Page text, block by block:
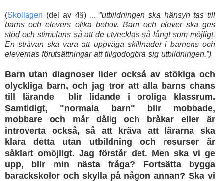
(Skollagen (del av 4§) ... ”utbildningen ska hänsyn tas till
barns och elevers olika behov. Barn och elever ska ges
stöd och stimulans så att de utvecklas så långt som möjligt.
En strävan ska vara att uppväga skillnader i barnens och
elevernas förutsättningar att tillgodogöra sig utbildningen.”)
Barn utan diagnoser lider också av stökiga och
olyckliga barn, och jag tror att alla barns chans
till lärande blir lidande i oroliga klassrum.
Samtidigt, "normala barn" blir mobbade,
mobbare och mår dålig och bråkar eller är
introverta också, så att kräva att lärarna ska
klara detta utan utbildning och resurser är
såklart omöjligt. Jag förstår det. Men ska vi ge
upp, blir min nästa fråga? Fortsätta bygga
barackskolor och skylla på någon annan? Ska vi